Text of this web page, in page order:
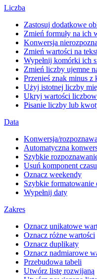
Liczba
Zastosuj dodatkowe
Zmień formuły na ich
Konwersja
Zmień wartości na
Wypełnij komórki ich
Zmień liczby ujemne
Przenieś znak minus z
Użyj istotnej liczby
Ukryj wartości
Pisanie liczby lub
Data
Konwersja/
Automatyczna
Szybkie
Usuń komponent czasu
Oznacz weekendy
Szybkie formatowanie
Wypełnij daty
Zakres
Oznacz unikatowe
Oznacz różne wartości
Oznacz duplikaty
Oznacz nadmiarowe
Przebudowa tabeli
Utwórz listę rozwijaną